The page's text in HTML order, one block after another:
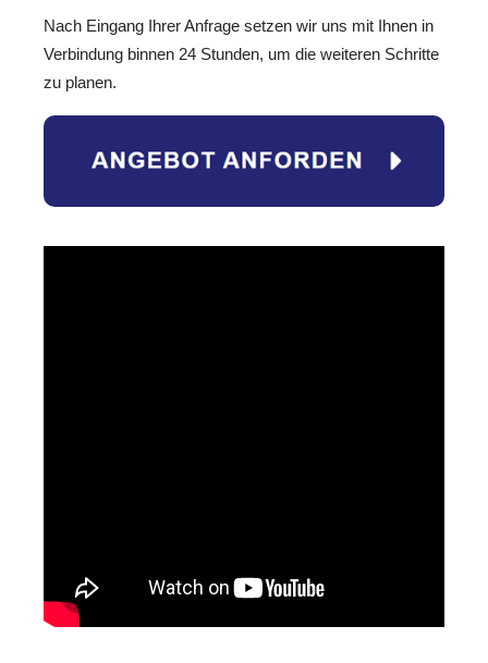
Nach Eingang Ihrer Anfrage setzen wir uns mit Ihnen in
Verbindung binnen 24 Stunden, um die weiteren Schritte
zu planen.